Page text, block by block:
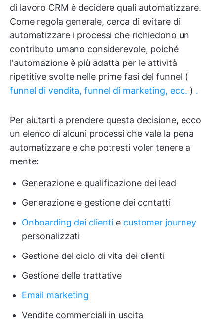
di lavoro CRM è decidere quali automatizzare.
Come regola generale, cerca di evitare di
automatizzare i processi che richiedono un
contributo umano considerevole, poiché
l'automazione è più adatta per le attività
ripetitive svolte nelle prime fasi del funnel (
funnel di vendita, funnel di marketing, ecc. ) .
Per aiutarti a prendere questa decisione, ecco
un elenco di alcuni processi che vale la pena
automatizzare e che potresti voler tenere a
mente:
Generazione e qualificazione dei lead
Generazione e gestione dei contatti
Onboarding dei clienti e customer journey
personalizzati
Gestione del ciclo di vita dei clienti
Gestione delle trattative
Email marketing
Vendite commerciali in uscita